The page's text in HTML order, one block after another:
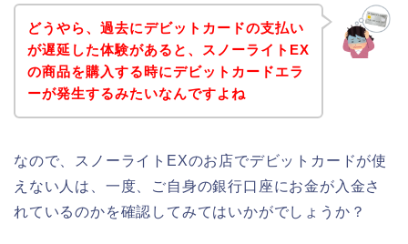
どうやら、過去にデビットカードの支払い
が遅延した体験があると、スノーライトEX
の商品を購入する時にデビットカードエラ
ーが発生するみたいなんですよね
なので、スノーライトEXのお店でデビットカードが使
えない人は、一度、ご自身の銀行口座にお金が入金さ
れているのかを確認してみてはいかがでしょうか？